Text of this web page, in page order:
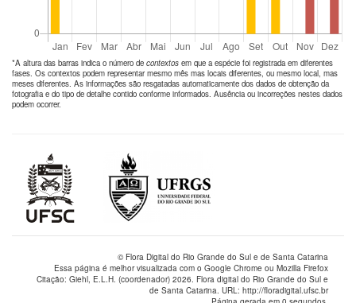
*A altura das barras indica o número de contextos em que a espécie foi registrada em diferentes
fases. Os contextos podem representar mesmo mês mas locais diferentes, ou mesmo local, mas
meses diferentes. As informações são resgatadas automaticamente dos dados de obtenção da
fotografia e do tipo de detalhe contido conforme informados. Ausência ou incorreções nestes dados
podem ocorrer.
© Flora Digital do Rio Grande do Sul e de Santa Catarina
Essa página é melhor visualizada com o Google Chrome ou Mozilla Firefox
Citação: Giehl, E.L.H. (coordenador) 2026. Flora digital do Rio Grande do Sul e
de Santa Catarina. URL: http://floradigital.ufsc.br